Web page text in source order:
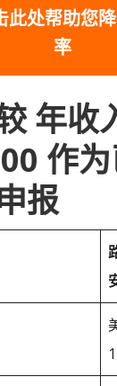
此处帮助您
率
年收
作
报